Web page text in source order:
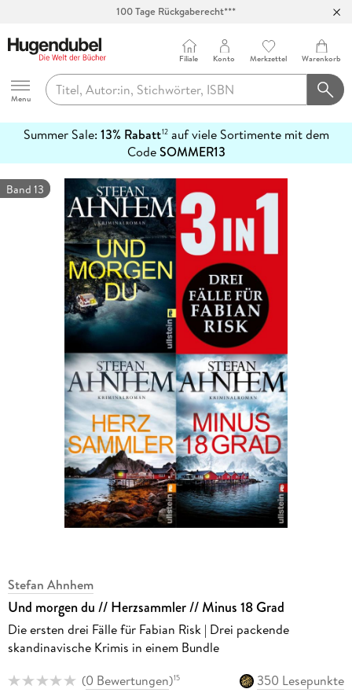
100 Tage Rückgaberecht***
Hugendubel
Menu
Filiale Konto Merkzettel Warenkorb
Summer Sale: 13% Rabatt12auf viele Sortimente mit dem
CodeSOMMER13
erfahren
Band 13
Stefan Ahnhem
Und morgen du // Herzsammler // Minus 18 Grad
Die ersten drei Fälle für Fabian Risk | Drei packende
skandinavische Krimis in einem Bundle
(0 Bewertungen)15
350 Lesepunkte